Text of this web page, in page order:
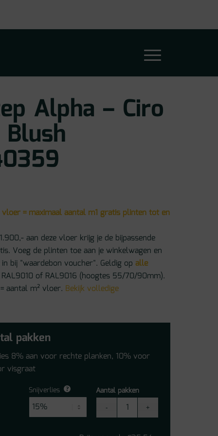
Alpha – Ciro
= maximaal aantal m1 gratis plinten tot en
aan deze vloer krijg je de bijpassende
Voeg de plinten toe aan je winkelwagen en
bij "waardebon voucher". Geldig opalle
of RAL9016 (hoogtes 55/70/90mm).
aantal m² vloer. Bekijk volledige
pakken
8% aan voor rechte planken, 10% voor
visgraat
Snijverlies
Aantal pakken
Step